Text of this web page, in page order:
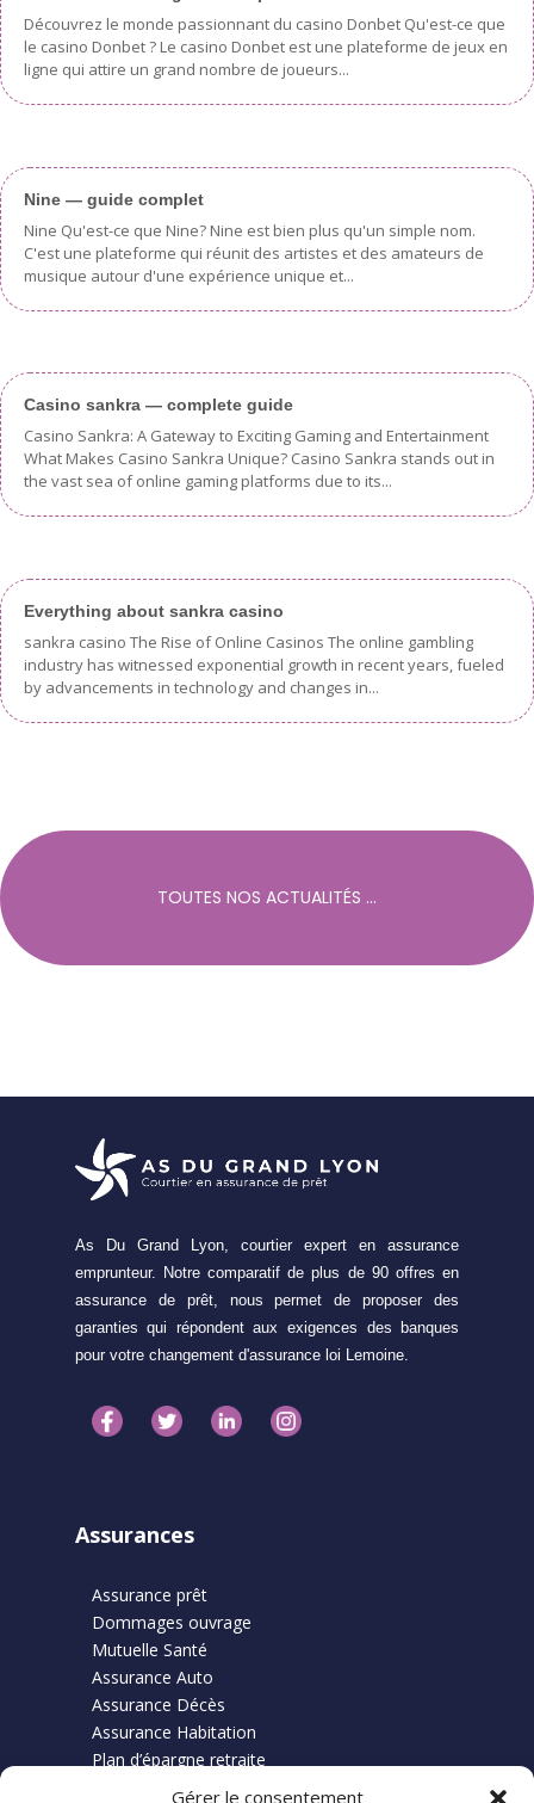
Gérer le consentement
Découvrez le monde passionnant du casino Donbet Qu'est-ce que
le casino Donbet ? Le casino Donbet est une plateforme de jeux en
ligne qui attire un grand nombre de joueurs...
Nine — guide complet
Nine Qu'est-ce que Nine? Nine est bien plus qu'un simple nom.
C'est une plateforme qui réunit des artistes et des amateurs de
musique autour d'une expérience unique et...
Casino sankra — complete guide
Casino Sankra: A Gateway to Exciting Gaming and Entertainment
What Makes Casino Sankra Unique? Casino Sankra stands out in
the vast sea of online gaming platforms due to its...
Everything about sankra casino
sankra casino The Rise of Online Casinos The online gambling
industry has witnessed exponential growth in recent years, fueled
by advancements in technology and changes in...
TOUTES NOS ACTUALITÉS ...
As Du Grand Lyon, courtier expert en assurance
emprunteur. Notre comparatif de plus de 90 offres en
assurance de prêt, nous permet de proposer des
garanties qui répondent aux exigences des banques
pour votre changement d'assurance loi Lemoine.
Assurances
Assurance prêt
Dommages ouvrage
Mutuelle Santé
Assurance Auto
Assurance Décès
Assurance Habitation
Plan d’épargne retraite